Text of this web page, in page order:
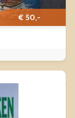
€ 50,-